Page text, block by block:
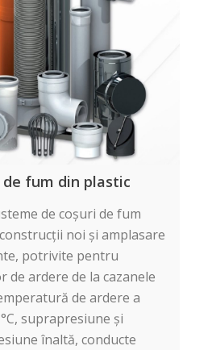
fum din plastic
de coșuri de fum
noi și amplasare
potrivite pentru
de ardere de la cazanele
de ardere a
suprapresiune și
înaltă, conducte